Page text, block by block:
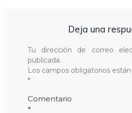
Deja una
Tu dirección de correo
publicada.
Los campos obligatorios
*
Comentario
*